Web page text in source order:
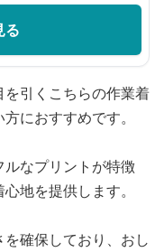
る
引くこちらの作業着
におすすめです。
なプリントが特徴
地を提供します。
確保しており、おし